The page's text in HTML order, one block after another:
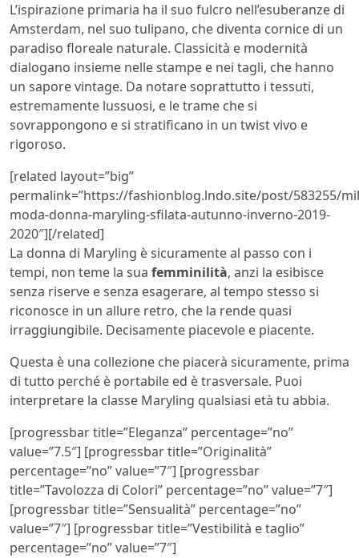
L’ispirazione primaria ha il suo fulcro nell’esuberanze di
Amsterdam, nel suo tulipano, che diventa cornice di un
paradiso floreale naturale. Classicità e modernità
dialogano insieme nelle stampe e nei tagli, che hanno
un sapore vintage. Da notare soprattutto i tessuti,
estremamente lussuosi, e le trame che si
sovrappongono e si stratificano in un twist vivo e
rigoroso.
[related layout=”big”
permalink=”https://fashionblog.lndo.site/post/583255/
moda-donna-maryling-sfilata-autunno-inverno-2019-
2020″][/related]
La donna di Maryling è sicuramente al passo con i
tempi, non teme la sua femminilità, anzi la esibisce
senza riserve e senza esagerare, al tempo stesso si
riconosce in un allure retro, che la rende quasi
irraggiungibile. Decisamente piacevole e piacente.
Questa è una collezione che piacerà sicuramente, prima
di tutto perché è portabile ed è trasversale. Puoi
interpretare la classe Maryling qualsiasi età tu abbia.
[progressbar title=”Eleganza” percentage=”no”
value=”7.5″] [progressbar title=”Originalità”
percentage=”no” value=”7″] [progressbar
title=”Tavolozza di Colori” percentage=”no” value=”7″]
[progressbar title=”Sensualità” percentage=”no”
value=”7″] [progressbar title=”Vestibilità e taglio”
percentage=”no” value=”7″]